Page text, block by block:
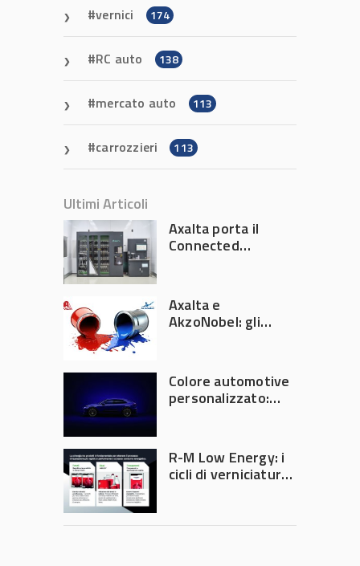
vernici 174
RC auto 138
mercato auto 113
carrozzieri 113
Ultimi Articoli
Axalta porta il
Connected
Automechanika
Frankfurt 2026
Axalta e
AkzoNobel: gli
Colore automotive
personalizzato:
diventa ingegneria
di precisione
R-M Low Energy: i
cicli di verniciatura
tempi e costi in